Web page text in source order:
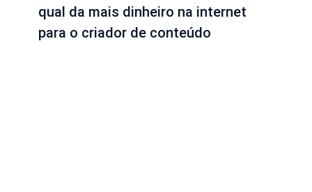
qual da mais dinheiro na internet
para o criador de conteúdo